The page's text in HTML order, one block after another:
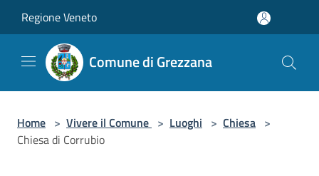
Regione Veneto
Comune di Grezzana
Home > Vivere il Comune > Luoghi > Chiesa >
Chiesa di Corrubio